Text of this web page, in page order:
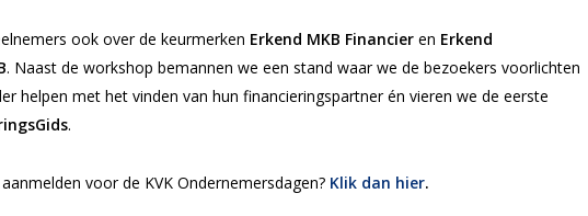
ook over de keurmerken Erkend MKB Financier en Erkend
. Naast de workshop bemannen we een stand waar we de bezoekers voorlichten
helpen met het vinden van hun financieringspartner én vieren we de eerste
.
voor de KVK Ondernemersdagen? Klik dan hier.